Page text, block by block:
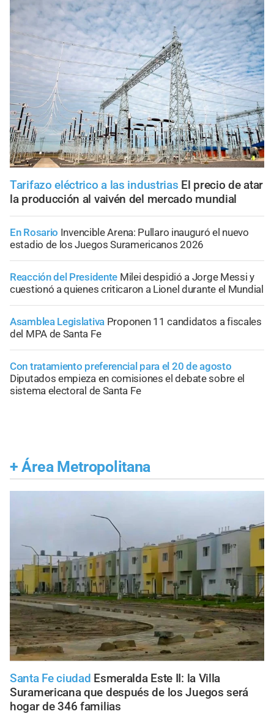
Tarifazo eléctrico a las industrias El precio de atar
la producción al vaivén del mercado mundial
En Rosario Invencible Arena: Pullaro inauguró el nuevo
estadio de los Juegos Suramericanos 2026
Reacción del Presidente Milei despidió a Jorge Messi y
cuestionó a quienes criticaron a Lionel durante el Mundial
Asamblea Legislativa Proponen 11 candidatos a fiscales
del MPA de Santa Fe
Con tratamiento preferencial para el 20 de agosto
Diputados empieza en comisiones el debate sobre el
sistema electoral de Santa Fe
+ Área Metropolitana
Santa Fe ciudad Esmeralda Este II: la Villa
Suramericana que después de los Juegos será
hogar de 346 familias